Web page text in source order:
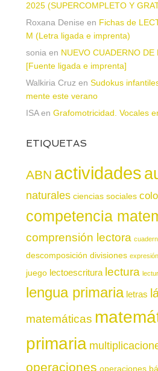
2025 (SUPERCOMPLETO Y
Roxana Denise en Fichas de
M (Letra ligada e imprenta)
soniaen NUEVO CUADERNO DE
[Fuente ligada e imprenta]
Walkiria Cruzen Sudokus
mente este verano
ISAen Grafomotricidad. Vocales
ETIQUETAS
ABN actividades
naturales ciencias sociales
competencia
comprensión lectora
descomposición divisiones
juego lectoescritura lectura
lengua primaria letras
matemáticas
primaria
operaciones operaciones